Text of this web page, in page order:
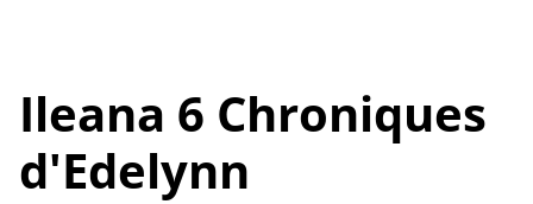
Ileana 6 Chroniques
d'Edelynn